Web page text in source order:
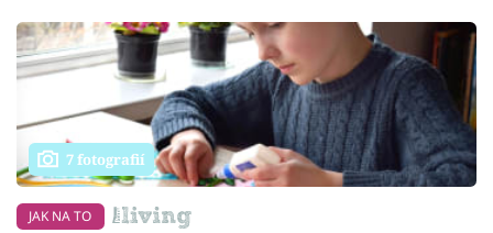
7 fotografií
JAK NA TO